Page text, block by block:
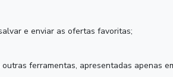
e enviar as ofertas favoritas;
ferramentas, apresentadas apenas